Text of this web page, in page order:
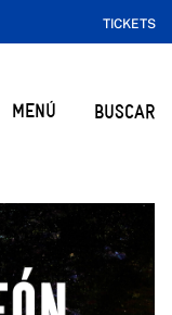
TICKETS
MENÚ BUSCAR